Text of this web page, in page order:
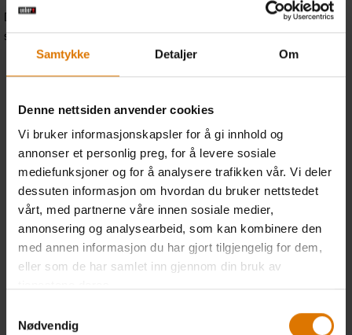
Samtykke Detaljer Om
Denne nettsiden anvender cookies
Vi bruker informasjonskapsler for å gi innhold og
annonser et personlig preg, for å levere sosiale
mediefunksjoner og for å analysere trafikken vår. Vi deler
dessuten informasjon om hvordan du bruker nettstedet
vårt, med partnerne våre innen sosiale medier,
annonsering og analysearbeid, som kan kombinere den
med annen informasjon du har gjort tilgjengelig for dem,
eller som de har samlet inn gjennom din bruk av
Nødvendig
Du kan utøve følgende rettigheter overfor den behandlingsansvarlige i
samsvar med loven:
Dine
Betydning
Juridisk
hvilke opplysninger vi
behandler om deg.
GDPR
Retting
Er opplysningene dine feil? Vi
retter dem gjerne opp.
Artikkel 16
GDPR
Sletting
Under visse omstendigheter kan
du be om at opplysningene dine
slettes.
Artikkel 17
GDPR
Begrensning
I visse tilfeller kan du begrense
Artikkel 18